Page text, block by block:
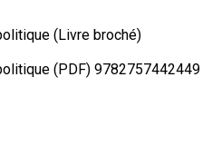
(Livre broché)
(PDF) 9782757442449